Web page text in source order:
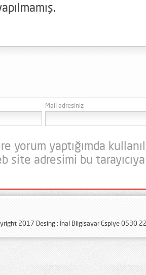
Mail adresiniz
yorum yaptığımda
site adresimi bu
2017 Desing : İnal Bilgisayar Espiye 0530